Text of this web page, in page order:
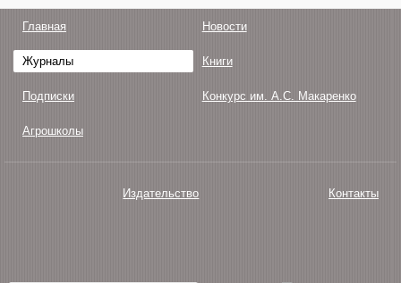
Главная Новости
Журналы Книги
Подписки Конкурс им. А.С. Макаренко
Агрошколы
Издательство Контакты